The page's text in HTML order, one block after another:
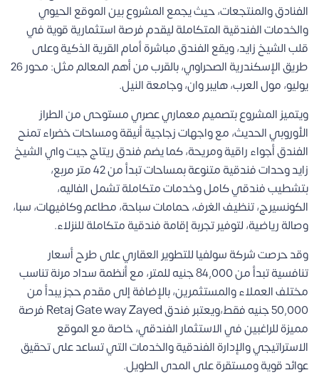
الفنادق والمنتجعات، حيث يجمع المشروع بين الموقع الحيوي
والخدمات الفندقية المتكاملة ليقدم فرصة استثمارية قوية في
قلب الشيخ زايد، ويقع الفندق مباشرة أمام القرية الذكية وعلى
طريق الإسكندرية الصحراوي، بالقرب من أهم المعالم مثل: محور 26
يوليو، مول العرب، هايبر وان، وجامعة النيل.
ويتميز المشروع بتصميم معماري عصري مستوحى من الطراز
الأوروبي الحديث، مع واجهات زجاجية أنيقة ومساحات خضراء تمنح
الفندق أجواء راقية ومريحة، كما يضم فندق ريتاج جيت واي الشيخ
زايد وحدات فندقية متنوعة بمساحات تبدأ من 42 متر مربع،
بتشطيب فندقي كامل وخدمات متكاملة تشمل الفاليه،
الكونسيرج، تنظيف الغرف، حمامات سباحة، مطاعم وكافيهات، سبا،
وصالة رياضية، لتوفير تجربة إقامة فندقية متكاملة للنزلاء.
وقد حرصت شركة سولفيا للتطوير العقاري على طرح أسعار
تنافسية تبدأ من 84,000 جنيه للمتر، مع أنظمة سداد مرنة تناسب
مختلف العملاء والمستثمرين، بالإضافة إلى مقدم حجز يبدأ من
50,000 جنيه فقط،ويعتبر فندق Retaj Gate way Zayed فرصة
مميزة للراغبين في الاستثمار الفندقي، خاصة مع الموقع
الاستراتيجي والإدارة الفندقية والخدمات التي تساعد على تحقيق
عوائد قوية ومستقرة على المدى الطويل.